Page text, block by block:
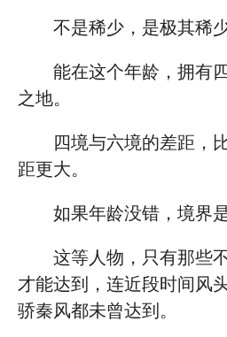
不是稀少，是极其稀少
能在这个年龄，拥有
之地。
四境与六境的差距，
距更大。
如果年龄没错，境界
这等人物，只有那些
才能达到，连近段时间风
骄秦风都未曾达到。